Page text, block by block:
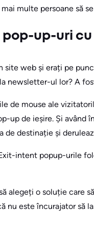
multe persoane să
up-uri
site web și erați pe
newsletter-ul lor? A
de mouse ale
up de ieșire. Și având
de destinație și
intent popup-urile
alegeți o soluție care
nu este încurajator să